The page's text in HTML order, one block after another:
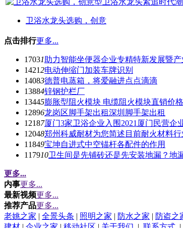
卫浴水龙头选购，创意
点击排行更多...
17031 助力智能坐便器企业专精特新发展暨
14212电动伸缩门加装车牌识别
14083德普电蒸箱，将爱融进点点滴滴
13884锌钢护栏厂
13445膨胀型阻火模块 电缆阻火模块直销价格
12896龙岗区脚手架出租深圳脚手架出租
12187厦门3家卫浴企业入围2021厦门民营企
12048郑州科威耐材为您简述目前耐火材料
11849宝坤自进式中空锚杆各配件的作用
117910卫生间是先铺砖还是先安装地漏？地
更多...
内事更多...
最新视频更多...
推荐产品更多...
老姚之家 | 全景头条 | 照明之家 | 防水之家 | 防盗之
建材 | 企业之家 | 移动社区 | 关于我们 | 联系方式 |